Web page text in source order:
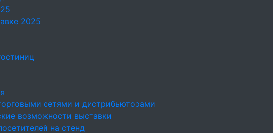
2025
сетями и дистрибьюторами
возможности выставки
на стенд